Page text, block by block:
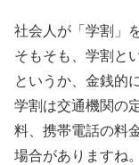
社会人が「学割」
そもそも、学割と
というか、金銭的
学割は交通機関の
料、携帯電話の料
場合がありますね。